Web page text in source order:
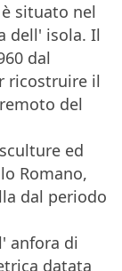
è situato nel
dell' isola. Il
dal
ricostruire il
del
ed
Romano,
dal periodo
anfora di
datata